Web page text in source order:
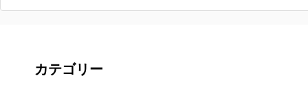
カテゴリー